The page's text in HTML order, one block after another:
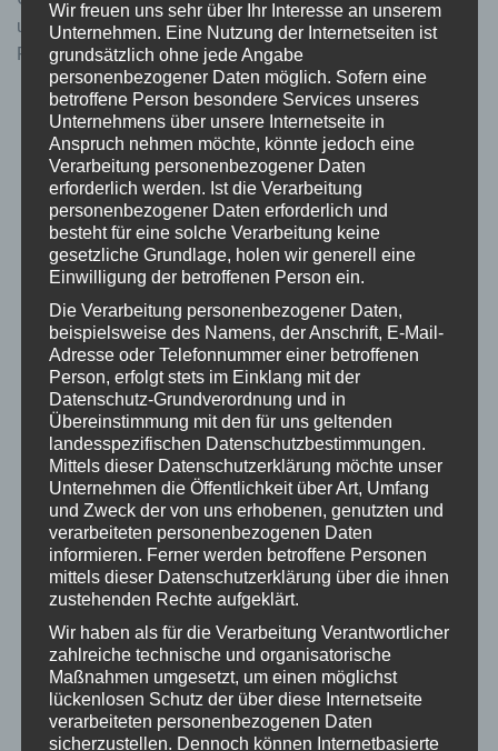
unter der Motorabdeckung gedacht und bietet folgende
Funktionen:
Automatische Initialisierung, nach dem Einbau sofort
betriebsbereit.
Das Tuning lässt sich über die Pfeiltasten am
Bedienteil ein- bzw. ausschalten.
Die Abregelgeschwindigkeit lässt sich nach dem
Einschalten über die Pfeiltasten im Bereich 25 –
45km/h frei einstellen. Der zuletzt eingestellte Wert
wird gespeichert.
Das Tuning ist nach dem Einschalten des Bikes
immer ausgeschaltet.
Einstellung eines „softeren Abregelverhaltens“
möglich (Dynamikmodus). Das sonst sehr abrupte
Abregeln am Geschwindigkeitslimit wird dadurch
deutlich abgemildert.
Individueller Aktivierungscode einstellbar
Anpassung des Radumfangs möglich.
Jederzeit korrekte Anzeige der Geschwindigkeit, der
zurückgelegten Strecke, sowie der Durchschnitts-
und Maximalgeschwindigkeit.
Restreichweitenberechnung berücksichtigt bei
aktivem Tuning neben dem Ladestand des Akkus
und der gewählten Unterstützungsstufe auch den
aktuellen Fahrstil / Akkuverbrauch.
Korrekter Gesamtkilometerstand des Bikes auch
Wir freuen uns sehr über Ihr Interesse an unserem
Unternehmen. Eine Nutzung der Internetseiten ist
grundsätzlich ohne jede Angabe
personenbezogener Daten möglich. Sofern eine
betroffene Person besondere Services unseres
Unternehmens über unsere Internetseite in
Anspruch nehmen möchte, könnte jedoch eine
Verarbeitung personenbezogener Daten
erforderlich werden. Ist die Verarbeitung
personenbezogener Daten erforderlich und
besteht für eine solche Verarbeitung keine
gesetzliche Grundlage, holen wir generell eine
Einwilligung der betroffenen Person ein.
Die Verarbeitung personenbezogener Daten,
beispielsweise des Namens, der Anschrift, E-Mail-
Adresse oder Telefonnummer einer betroffenen
Person, erfolgt stets im Einklang mit der
Datenschutz-Grundverordnung und in
Übereinstimmung mit den für uns geltenden
landesspezifischen Datenschutzbestimmungen.
Mittels dieser Datenschutzerklärung möchte unser
Unternehmen die Öffentlichkeit über Art, Umfang
und Zweck der von uns erhobenen, genutzten und
verarbeiteten personenbezogenen Daten
informieren. Ferner werden betroffene Personen
mittels dieser Datenschutzerklärung über die ihnen
zustehenden Rechte aufgeklärt.
Wir haben als für die Verarbeitung Verantwortlicher
zahlreiche technische und organisatorische
Maßnahmen umgesetzt, um einen möglichst
lückenlosen Schutz der über diese Internetseite
verarbeiteten personenbezogenen Daten
sicherzustellen. Dennoch können Internetbasierte